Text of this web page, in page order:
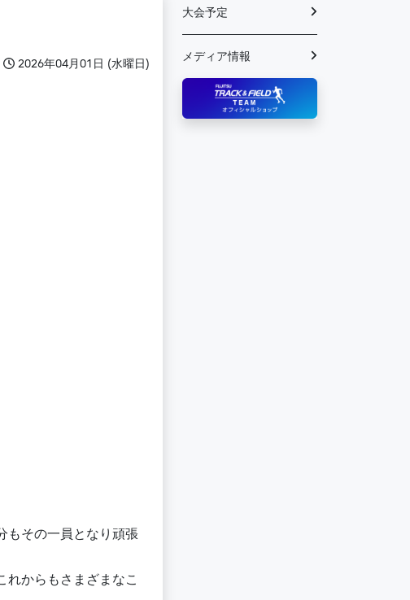
2026年04月01日 (水曜日)
もその一員となり頑張
れからもさまざまなこ
大会予定
メディア情報